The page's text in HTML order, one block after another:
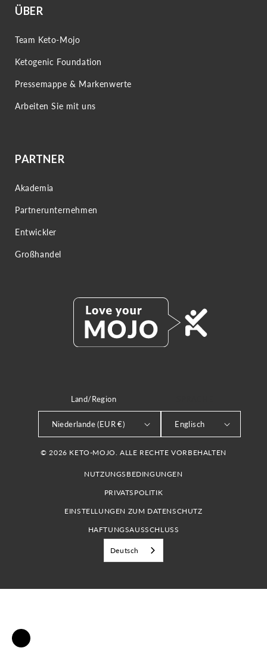
ÜBER
Team Keto-Mojo
Ketogenic Foundation
Pressemappe & Markenwerte
Arbeiten Sie mit uns
PARTNER
Akademia
Partnerunternehmen
Entwickler
Großhandel
Land/Region
Niederlande (EUR €) Englisch
© 2026 KETO-MOJO. ALLE RECHTE VORBEHALTEN
NUTZUNGSBEDINGUNGEN
PRIVATSPOLITIK
EINSTELLUNGEN ZUM DATENSCHUTZ
HAFTUNGSAUSSCHLUSS
Deutsch